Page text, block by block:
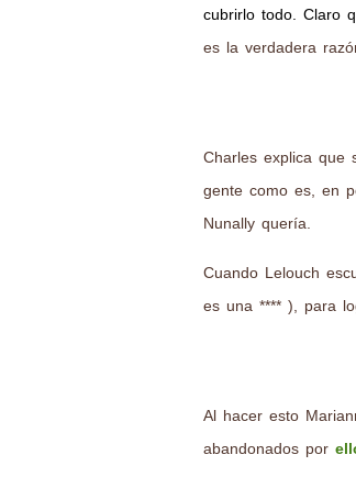
cubrirlo todo. Claro
es la verdadera
Charles explica que
gente como es, en
Nunally quería.
Cuando Lelouch
es una **** ), para
Al hacer esto
abandonados por